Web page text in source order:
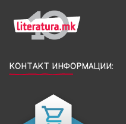
КОНТАКТ ИНФОРМАЦИИ: